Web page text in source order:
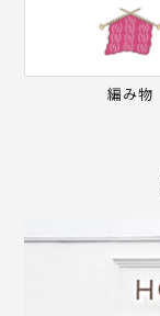
編み物